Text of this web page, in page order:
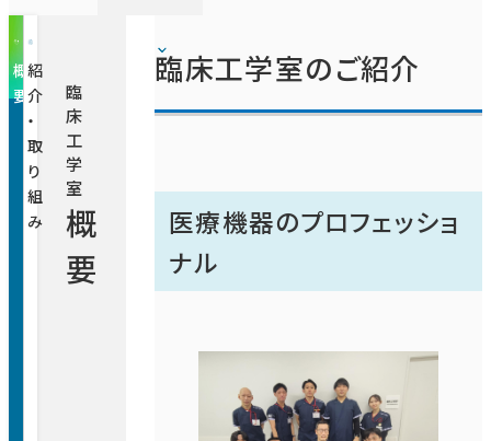
外来担当医表
セカンドオピニオン外来
ご面会
総合診療センター
循環器内科・冠疾患内科
消化器内科
血液疾患センター
看護部
薬剤部
薬剤部
診療技術部
栄養管理室
臨床工学室
臨床検査室
地域連携部
医療福祉相談室
入退院サポートセンター
クオリティ管理センター
概
要
紹
介
・
取
り
組
み
臨
床
工
学
室
概
要
臨床工学室のご紹介
医療機器のプロフェッショ
ナル
臨
床
ご
紹
ス
タ